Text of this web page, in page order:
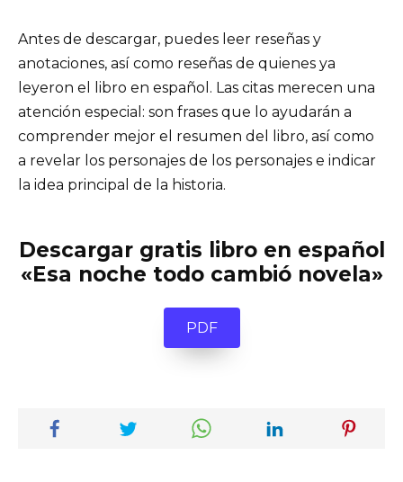
Antes de descargar, puedes leer reseñas y
anotaciones, así como reseñas de quienes ya
leyeron el libro en español. Las citas merecen una
atención especial: son frases que lo ayudarán a
comprender mejor el resumen del libro, así como
a revelar los personajes de los personajes e indicar
la idea principal de la historia.
Descargar gratis libro en español
«Esa noche todo cambió novela»
PDF